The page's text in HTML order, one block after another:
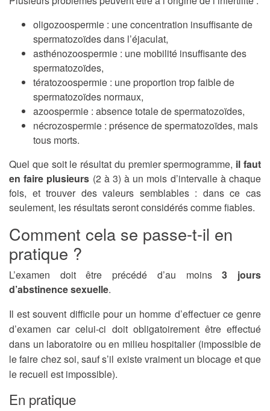
oligozoospermie : une concentration insuffisante de
spermatozoïdes dans l’éjaculat,
asthénozoospermie : une mobilité insuffisante des
spermatozoïdes,
tératozoospermie : une proportion trop faible de
spermatozoïdes normaux,
azoospermie : absence totale de spermatozoïdes,
nécrozospermie : présence de spermatozoïdes, mais
tous morts.
Quel que soit le résultat du premier spermogramme, il faut
en faire plusieurs (2 à 3) à un mois d’intervalle à chaque
fois, et trouver des valeurs semblables : dans ce cas
seulement, les résultats seront considérés comme fiables.
Comment cela se passe-t-il en
pratique ?
L’examen doit être précédé d’au moins3 jours
d’abstinence sexuelle.
Il est souvent difficile pour un homme d’effectuer ce genre
d’examen car celui-ci doit obligatoirement être effectué
dans un laboratoire ou en milieu hospitalier (impossible de
le faire chez soi, sauf s’il existe vraiment un blocage et que
le recueil est impossible).
En pratique